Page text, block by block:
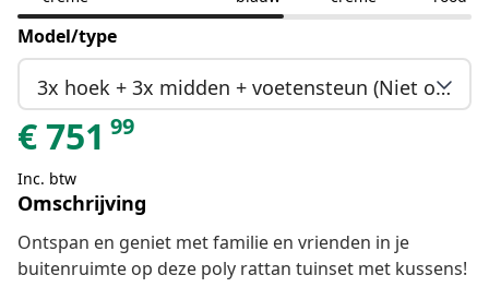
Model/type
3x hoek + 3x midden + voetensteun (Niet op voorraad)
€751 99
Inc. btw
Omschrijving
Ontspan en geniet met familie en vrienden in je
buitenruimte op deze poly rattan tuinset met kussens!